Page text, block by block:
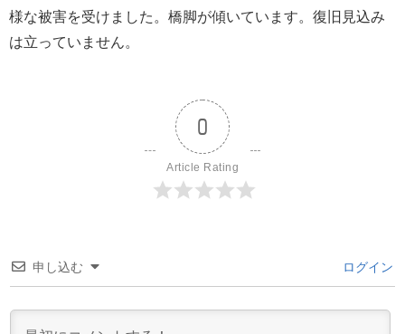
様な被害を受けました。橋脚が傾いています。復旧見込み
は立っていません。
0
Article Rating
申し込む ログイン